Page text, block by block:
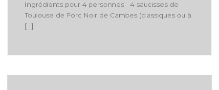
Ingrédients pour 4 personnes 4 saucisses de
Toulouse de Porc Noir de Cambes (classiques ou à
[…]